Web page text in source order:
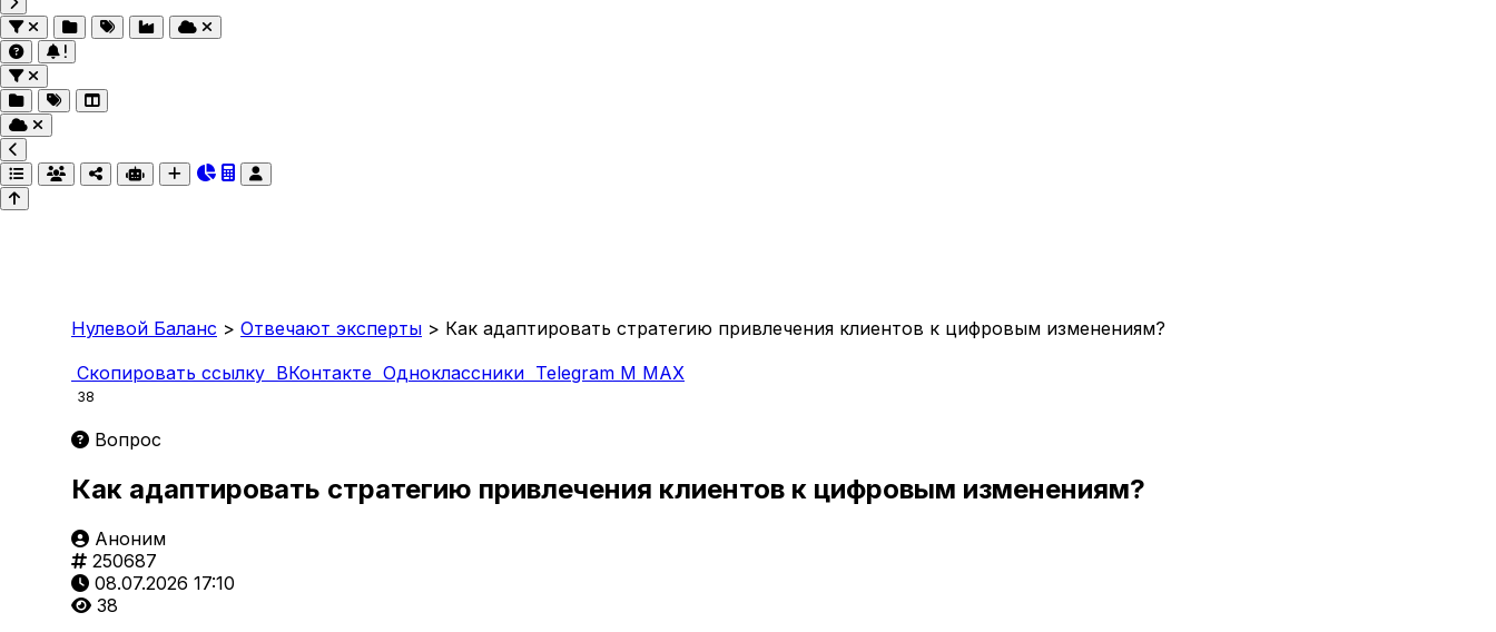
Нулевой Баланс > Отвечают эксперты > Как адаптировать стратегию привлечения клиентов к цифровым изменениям?
Скопировать ссылку ВКонтакте Одноклассники Telegram M MAX
38
Вопрос
Как адаптировать стратегию привлечения клиентов к цифровым изменениям?
Аноним
250687
08.07.2026 17:10
38